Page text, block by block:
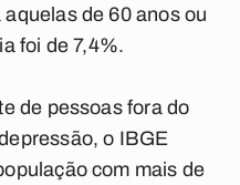
de 60 anos ou
foi de 7,4%.
de pessoas fora do
o IBGE
com mais de